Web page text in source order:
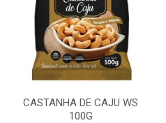
CASTANHA DE CAJU WS
100G